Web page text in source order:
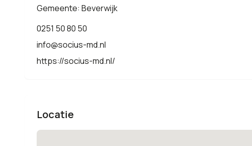
Gemeente: Beverwijk
0251 50 80 50
info@socius-md.nl
https://socius-md.nl/
Locatie